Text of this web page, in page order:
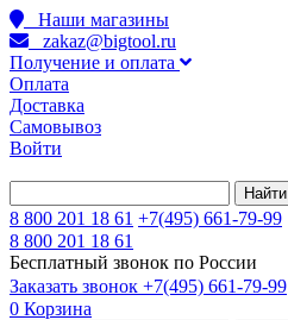
Наши магазины
zakaz@bigtool.ru
Получение и оплата
Оплата
Доставка
Самовывоз
Войти
8 800 201 18 61 +7(495) 661-79-99
8 800 201 18 61
Бесплатный звонок по России
Заказать звонок +7(495) 661-79-99
0 Корзина